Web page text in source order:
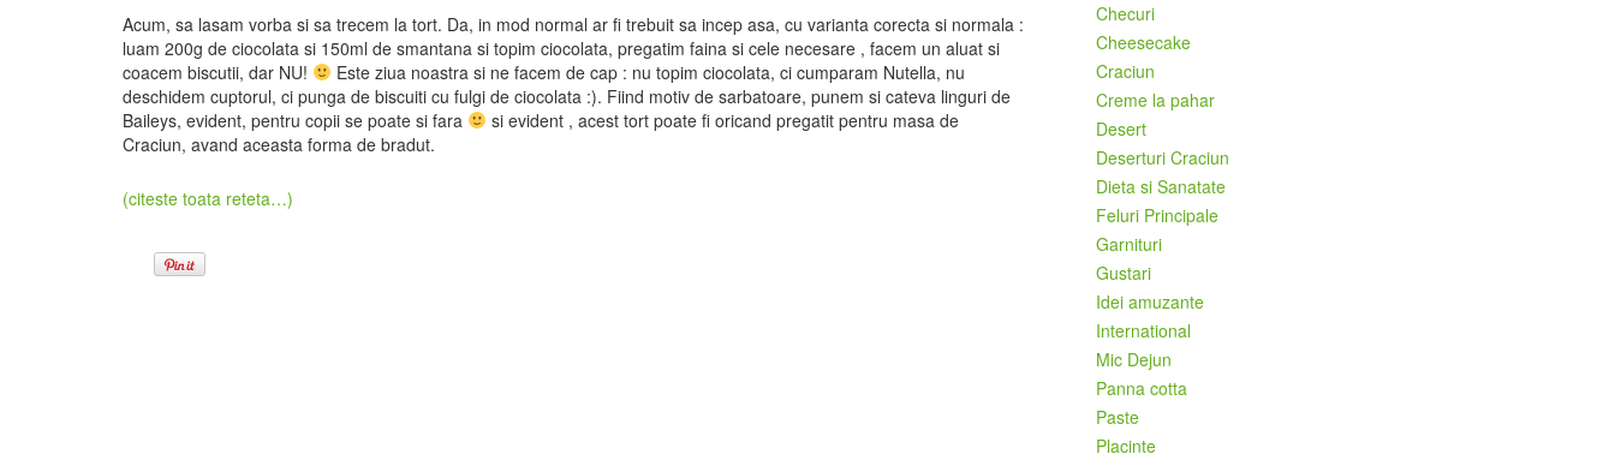
Acum, sa lasam vorba si sa trecem la tort. Da, in mod normal ar fi trebuit sa incep asa, cu varianta corecta si normala :
luam 200g de ciocolata si 150ml de smantana si topim ciocolata, pregatim faina si cele necesare , facem un aluat si
coacem biscutii, dar NU!
Este ziua noastra si ne facem de cap : nu topim ciocolata, ci cumparam Nutella, nu
deschidem cuptorul, ci punga de biscuiti cu fulgi de ciocolata :). Fiind motiv de sarbatoare, punem si cateva linguri de
Baileys, evident, pentru copii se poate si fara
si evident , acest tort poate fi oricand pregatit pentru masa de
Craciun, avand aceasta forma de bradut.
(citeste toata reteta…)
Checuri
Cheesecake
Craciun
Creme la pahar
Desert
Deserturi Craciun
Dieta si Sanatate
Feluri Principale
Garnituri
Gustari
Idei amuzante
International
Mic Dejun
Panna cotta
Paste
Placinte